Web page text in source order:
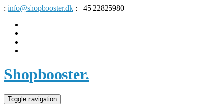
: info@shopbooster.dk : +45 22825980
Shopbooster.
Toggle navigation